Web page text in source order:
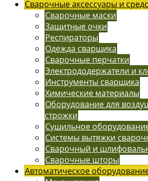
Сварочные аксессуары и
Сварочные маски
Защитные очки
Респираторы
Одежда сварщика
Сварочные перчатки
Электрододержатели и
Инструменты сварщика
Химические материалы
Оборудование для
строжки
Сушильное
Системы вытяжки
Сварочный и
Сварочные шторы
Автоматическое